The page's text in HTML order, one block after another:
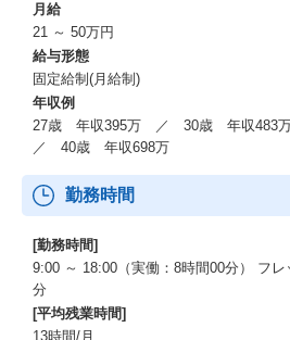
月給
21 ～ 50万円
給与形態
固定給制(月給制)
年収例
27歳 年収395万 ／ 30歳 年収483
／ 40歳 年収698万
勤務時間
[勤務時間]
9:00 ～ 18:00（実働：8時間00分） フ
分
[平均残業時間]
13時間/月